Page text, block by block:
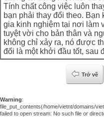
Tính chất công việc luôn
bạn phải thay đổi theo. Bạn
gia kinh nghiệm tại nơi làm
tuyệt vời cho bản thân và
không chỉ xảy ra, nó được
đổi là một khởi đầu tốt, sau
Trở về
Warning:
file_put_contents(/home/vietnt/domains/
failed to open stream: No such file or